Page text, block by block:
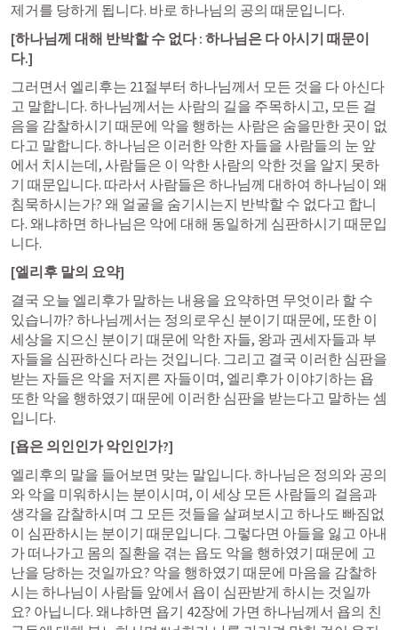
제거를 당하게 됩니다. 바로 하나님의 공의 때문입니다.
[하나님께 대해 반박할 수 없다 : 하나님은 다 아시기 때문이
다.]
그러면서 엘리후는 21절부터 하나님께서 모든 것을 다 아신다
고 말합니다. 하나님께서는 사람의 길을 주목하시고, 모든 걸
음을 감찰하시기 때문에 악을 행하는 사람은 숨을만한 곳이 없
다고 말합니다. 하나님은 이러한 악한 자들을 사람들의 눈 앞
에서 치시는데, 사람들은 이 악한 사람의 악한 것을 알지 못하
기 때문입니다. 따라서 사람들은 하나님께 대하여 하나님이 왜
침묵하시는가? 왜 얼굴을 숨기시는지 반박할 수 없다고 합니
다. 왜냐하면 하나님은 악에 대해 동일하게 심판하시기 때문입
니다.
[엘리후 말의 요약]
결국 오늘 엘리후가 말하는 내용을 요약하면 무엇이라 할 수
있습니까? 하나님께서는 정의로우신 분이기 때문에, 또한 이
세상을 지으신 분이기 때문에 악한 자들, 왕과 권세자들과 부
자들을 심판하신다 라는 것입니다. 그리고 결국 이러한 심판을
받는 자들은 악을 저지른 자들이며, 엘리후가 이야기하는 욥
또한 악을 행하였기 때문에 이러한 심판을 받는다고 말하는 셈
입니다.
[욥은 의인인가 악인인가?]
엘리후의 말을 들어보면 맞는 말입니다. 하나님은 정의와 공의
와 악을 미워하시는 분이시며, 이 세상 모든 사람들의 걸음과
생각을 감찰하시며 그 모든 것들을 살펴보시고 하나도 빠짐없
이 심판하시는 분이기 때문입니다. 그렇다면 아들을 잃고 아내
가 떠나가고 몸의 질환을 겪는 욥도 악을 행하였기 때문에 고
난을 당하는 것일까요? 악을 행하였기 때문에 마음을 감찰하
시는 하나님이 사람들 앞에서 욥이 심판받게 하시는 것일까
요? 아닙니다. 왜냐하면 욥기 42장에 가면 하나님께서 욥의 친